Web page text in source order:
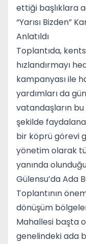
ettiği başlıklara
“Yarısı Bizden”
Anlatıldı
Toplantıda,
hızlandırmayı
kampanyası ile
yardımları da
vatandaşların
şekilde
bir köprü görevi
yönetim olarak
yanında
Gülensu’da Ada
Toplantının
dönüşüm
Mahallesi başta
genelindeki ada